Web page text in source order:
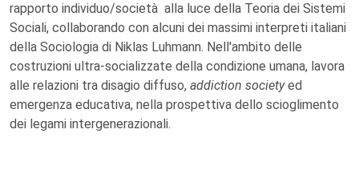
rapporto individuo/società alla luce della Teoria dei Sistemi
Sociali, collaborando con alcuni dei massimi interpreti italiani
della Sociologia di Niklas Luhmann. Nell'ambito delle
costruzioni ultra-socializzate della condizione umana, lavora
alle relazioni tra disagio diffuso, addiction societyed
emergenza educativa, nella prospettiva dello scioglimento
dei legami intergenerazionali.